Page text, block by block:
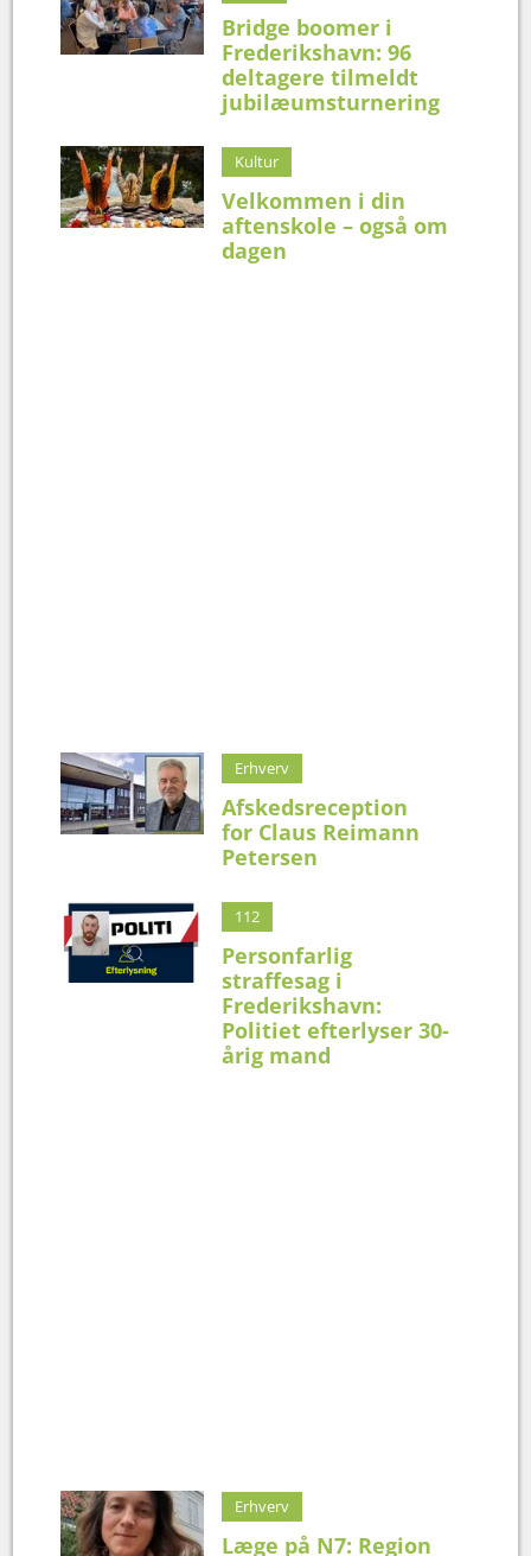
Bridge boomer i
Frederikshavn: 96
deltagere tilmeldt
jubilæumsturnering
Kultur
Velkommen i din
aftenskole – også om
dagen
Erhverv
Afskedsreception
for Claus Reimann
Petersen
112
Personfarlig
straffesag i
Frederikshavn:
Politiet efterlyser 30-
årig mand
Erhverv
Læge på N7: Region